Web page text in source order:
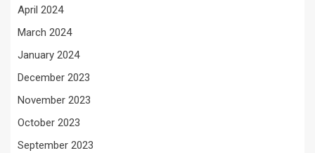
April 2024
March 2024
January 2024
December 2023
November 2023
October 2023
September 2023